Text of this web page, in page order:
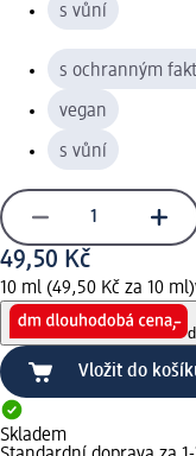
s vůní
s ochranným
vegan
s vůní
49,50 Kč
10 ml (49,50 Kč za 10 ml)
Vložit do
Skladem